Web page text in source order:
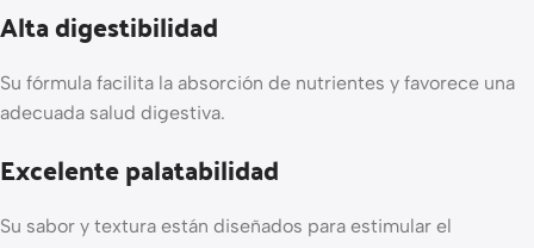
Alta digestibilidad
Su fórmula facilita la absorción de nutrientes y favorece una
adecuada salud digestiva.
Excelente palatabilidad
Su sabor y textura están diseñados para estimular el